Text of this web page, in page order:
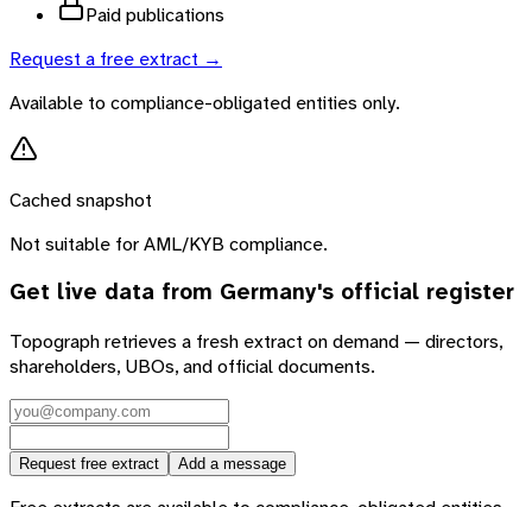
Paid publications
Request a free extract →
Available to compliance-obligated entities only.
Cached snapshot
Not suitable for AML/KYB compliance.
Get live data from Germany's official register
Topograph retrieves a fresh extract on demand — directors,
shareholders, UBOs, and official documents.
Request free extract Add a message